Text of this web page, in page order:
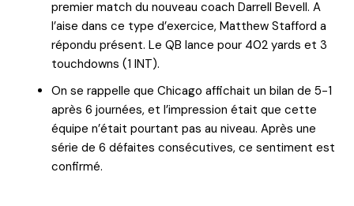
premier match du nouveau coach Darrell Bevell. A
l’aise dans ce type d’exercice, Matthew Stafford a
répondu présent. Le QB lance pour 402 yards et 3
touchdowns (1 INT).
On se rappelle que Chicago affichait un bilan de 5-1
après 6 journées, et l’impression était que cette
équipe n’était pourtant pas au niveau. Après une
série de 6 défaites consécutives, ce sentiment est
confirmé.